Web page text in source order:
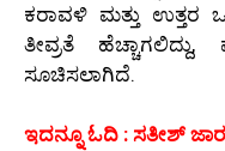
ಕರಾವಳಿ ಮತ್ತು ಉತ್ತರ
ತೀವ್ರತೆ ಹೆಚ್ಚಾಗಲಿದ್ದು,
ಸೂಚಿಸಲಾಗಿದೆ.
ಇದನ್ನೂ ಓದಿ : ಸತೀಶ್